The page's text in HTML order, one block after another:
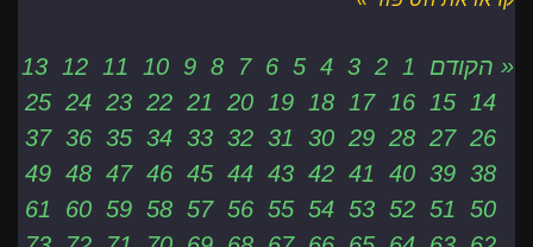
« הקודם 1
2
3
4
5
6
7
8
9
10
11
12
13
14
15
16
17
18
19
20
21
22
23
24
25
26
27
28
29
30
31
32
33
34
35
36
37
38
39
40
41
42
43
44
45
46
47
48
49
50
51
52
53
54
55
56
57
58
59
60
61